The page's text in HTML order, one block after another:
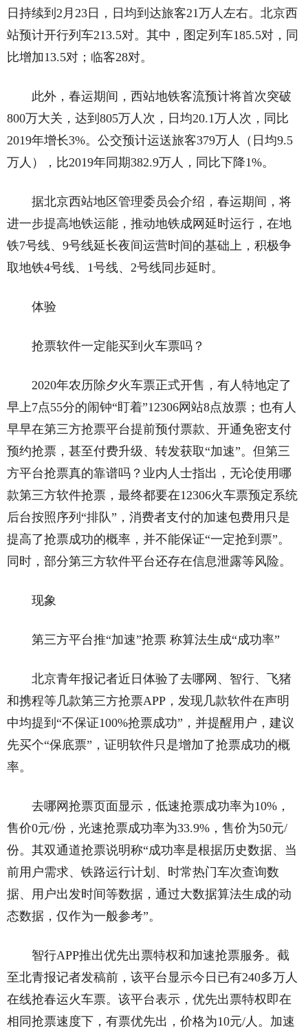
日持续到2月23日，日均到达旅客21万人左右。北京西
站预计开行列车213.5对。其中，图定列车185.5对，同
比增加13.5对；临客28对。
此外，春运期间，西站地铁客流预计将首次突破
800万大关，达到805万人次，日均20.1万人次，同比
2019年增长3%。公交预计运送旅客379万人（日均9.5
万人），比2019年同期382.9万人，同比下降1%。
据北京西站地区管理委员会介绍，春运期间，将
进一步提高地铁运能，推动地铁成网延时运行，在地
铁7号线、9号线延长夜间运营时间的基础上，积极争
取地铁4号线、1号线、2号线同步延时。
体验
抢票软件一定能买到火车票吗？
2020年农历除夕火车票正式开售，有人特地定了
早上7点55分的闹钟“盯着”12306网站8点放票；也有人
早早在第三方抢票平台提前预付票款、开通免密支付
预约抢票，甚至付费升级、转发获取“加速”。但第三
方平台抢票真的靠谱吗？业内人士指出，无论使用哪
款第三方软件抢票，最终都要在12306火车票预定系统
后台按照序列“排队”，消费者支付的加速包费用只是
提高了抢票成功的概率，并不能保证“一定抢到票”。
同时，部分第三方软件平台还存在信息泄露等风险。
现象
第三方平台推“加速”抢票 称算法生成“成功率”
北京青年报记者近日体验了去哪网、智行、飞猪
和携程等几款第三方抢票APP，发现几款软件在声明
中均提到“不保证100%抢票成功”，并提醒用户，建议
先买个“保底票”，证明软件只是增加了抢票成功的概
率。
去哪网抢票页面显示，低速抢票成功率为10%，
售价0元/份，光速抢票成功率为33.9%，售价为50元/
份。其双通道抢票说明称“成功率是根据历史数据、当
前用户需求、铁路运行计划、时常热门车次查询数
据、用户出发时间等数据，通过大数据算法生成的动
态数据，仅作为一般参考”。
智行APP推出优先出票特权和加速抢票服务。截
至北青报记者发稿前，该平台显示今日已有240多万人
在线抢春运火车票。该平台表示，优先出票特权即在
相同抢票速度下，有票优先出，价格为10元/人。加速